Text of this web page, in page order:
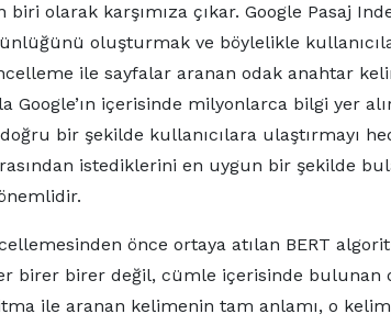
olarak karşımıza çıkar. Google Pasaj
oluşturmak ve böylelikle
ile sayfalar aranan odak anahtar
Google’ın içerisinde milyonlarca bilgi yer
bir şekilde kullanıcılara ulaştırmayı
istediklerini en uygun bir şekilde
önce ortaya atılan BERT
birer birer değil, cümle içerisinde
ile aranan kelimenin tam anlamı, o